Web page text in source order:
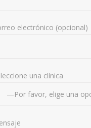
electrónico (opcional)
una clínica